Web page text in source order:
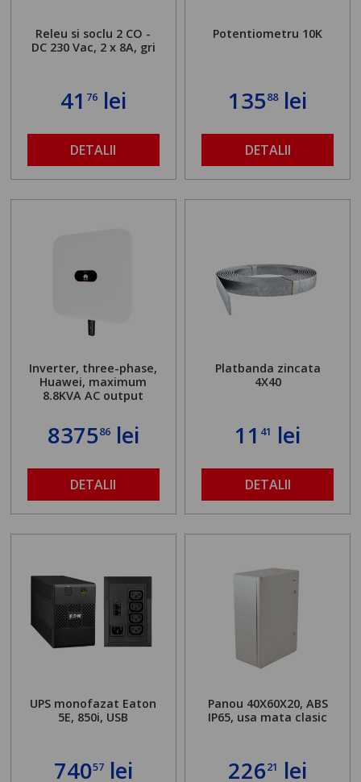
Releu si soclu 2 CO -
DC 230 Vac, 2 x 8A, gri
41 76lei
DETALII
Potentiometru 10K
13588lei
DETALII
Inverter, three-phase,
Huawei, maximum
8.8KVA AC output
837586lei
DETALII
Platbanda zincata
4X40
11 41 lei
DETALII
UPS monofazat Eaton
5E, 850i, USB
74057lei
Panou 40X60X20, ABS
IP65, usa mata clasic
22621 lei